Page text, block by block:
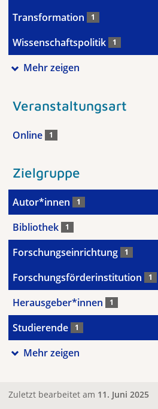
Transformation 1
Wissenschaftspolitik 1
Mehr zeigen
Veranstaltungsart
Online 1
Zielgruppe
Autor*innen 1
Bibliothek 1
Forschungseinrichtung 1
Forschungsförderinstitution 1
Herausgeber*innen 1
Studierende 1
Mehr zeigen
Zuletzt bearbeitet am 11. Juni 2025